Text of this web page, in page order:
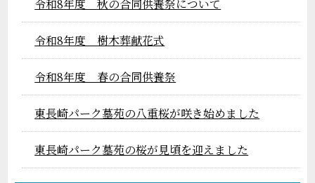
令和8年度 秋の合同供養祭について
令和8年度 樹木葬献花式
令和8年度 春の合同供養祭
東長崎パーク墓苑の八重桜が咲き始めました
東長崎パーク墓苑の桜が見頃を迎えました